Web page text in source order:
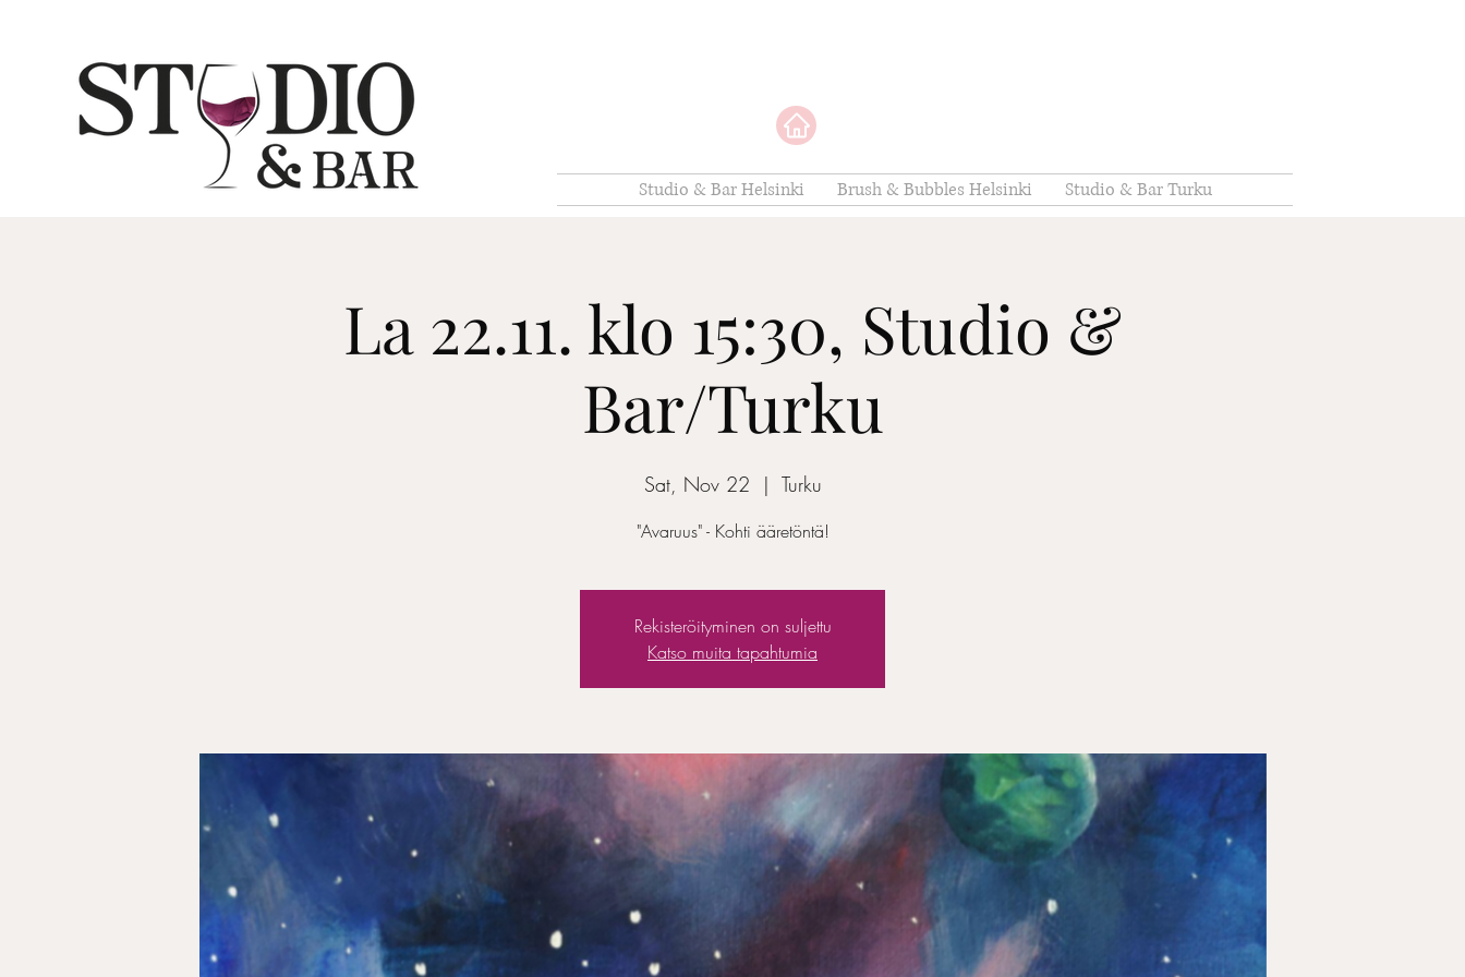
Studio & Bar Helsinki Brush & Bubbles Helsinki Studio & Bar Turku
La 22.11. klo 15:30, Studio &
Bar/Turku
Sat, Nov 22
  |
Turku
"Avaruus" - Kohti ääretöntä!
Rekisteröityminen on suljettu
Katso muita tapahtumia